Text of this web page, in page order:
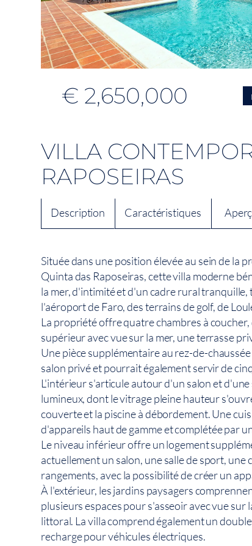
€ 2,650,000
VILLA
RAPOSEIRAS
Description Caractéristiques
Située dans une position élevée au sein de la
Quinta das Raposeiras, cette villa moderne
la mer, d'intimité et d'un cadre rural
l'aéroport de Faro, des terrains de golf, de
La propriété offre quatre chambres à
supérieur avec vue sur la mer, une terrasse
Une pièce supplémentaire au rez-de-
salon privé et pourrait également servir de
L'intérieur s'articule autour d'un salon et
lumineux, dont le vitrage pleine hauteur
couverte et la piscine à débordement. Une
d'appareils haut de gamme et complétée par
Le niveau inférieur offre un logement
actuellement un salon, une salle de sport, une
rangements, avec la possibilité de créer un
À l'extérieur, les jardins paysagers
plusieurs espaces pour s'asseoir avec vue sur
littoral. La villa comprend également un
recharge pour véhicules électriques.